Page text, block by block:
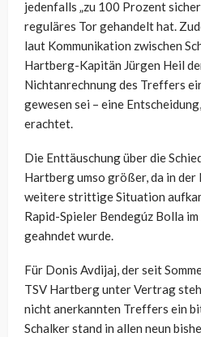
jedenfalls „zu 100 Prozent
reguläres Tor gehandelt hat.
laut Kommunikation zwischen
Hartberg-Kapitän Jürgen Heil
Nichtanrechnung des Treffers
gewesen sei – eine
erachtet.
Die Enttäuschung über die
Hartberg umso größer, da in der
weitere strittige Situation
Rapid-Spieler Bendegúz Bolla
geahndet wurde.
Für Donis Avdijaj, der seit
TSV Hartberg unter Vertrag
nicht anerkannten Treffers ein
Schalker stand in allen neun